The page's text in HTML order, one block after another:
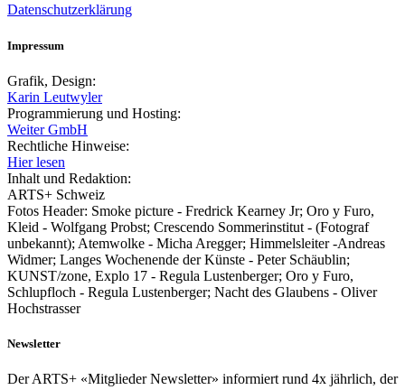
Datenschutzerklärung
Impressum
Grafik, Design:
Karin Leutwyler
Programmierung und Hosting:
Weiter GmbH
Rechtliche Hinweise:
Hier lesen
Inhalt und Redaktion:
ARTS+ Schweiz
Fotos Header: Smoke picture - Fredrick Kearney Jr; Oro y Furo,
Kleid - Wolfgang Probst; Crescendo Sommerinstitut - (Fotograf
unbekannt); Atemwolke - Micha Aregger; Himmelsleiter -Andreas
Widmer; Langes Wochenende der Künste - Peter Schäublin;
KUNST/zone, Explo 17 - Regula Lustenberger; Oro y Furo,
Schlupfloch - Regula Lustenberger; Nacht des Glaubens - Oliver
Hochstrasser
Newsletter
Der ARTS+ «Mitglieder Newsletter» informiert rund 4x jährlich, der